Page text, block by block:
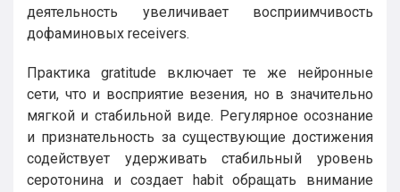
деятельность увеличивает восприимчивость
дофаминовых receivers.
Практика gratitude включает те же нейронные
сети, что и восприятие везения, но в значительно
мягкой и стабильной виде. Регулярное осознание
и признательность за существующие достижения
содействует удерживать стабильный уровень
серотонина и создает habit обращать внимание